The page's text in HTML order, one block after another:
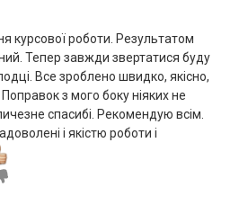
курсової роботи. Результатом
Тепер завжди звертатися буду
Все зроблено швидко, якісно,
з мого боку ніяких не
спасибі. Рекомендую всім.
і якістю роботи і